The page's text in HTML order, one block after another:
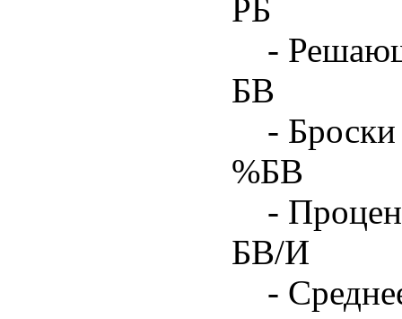
РБ
-
БВ
-
%БВ
-
БВ/И
-